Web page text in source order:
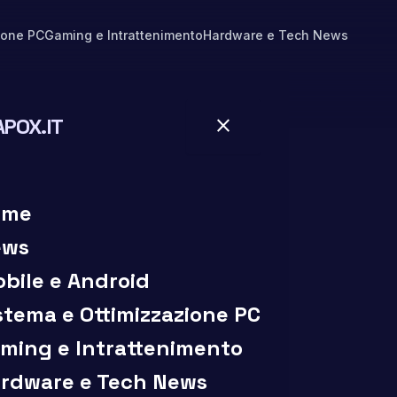
PCGaming e IntrattenimentoHardware e Tech News
close
e Android
e Ottimizzazione PC
e Intrattenimento
e Tech News